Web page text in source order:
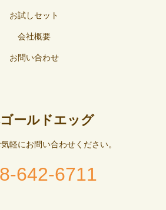
お試しセット
会社概要
お問い合わせ
ールドエッグ
軽にお問い合わせください。
642-6711